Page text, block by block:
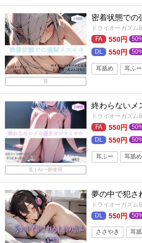
フォーリーサウ
メスイキ
キス ささやき
音
密着状態での
ドライオーガズム
550円
550円
耳舐め 耳ふー
密着 メスイキ
バイノーラル
フォーリーサウ
音 | AI一部使用
終わらないメ
ドライオーガズム
550円
550円
耳ふー 耳舐め
睡眠導入 メ
バイノーラル
フォーリーサウ
夢の中で犯さ
ドライオーガズム
550円
ささやき 耳